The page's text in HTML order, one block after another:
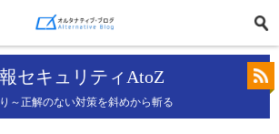
セキュリティAtoZ
～正解のない対策を斜めから斬る